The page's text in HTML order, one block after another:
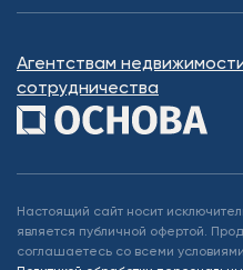
Агентствам
сотрудничества
Настоящий сайт носит
является публичной офертой.
соглашаетесь со всеми условиями